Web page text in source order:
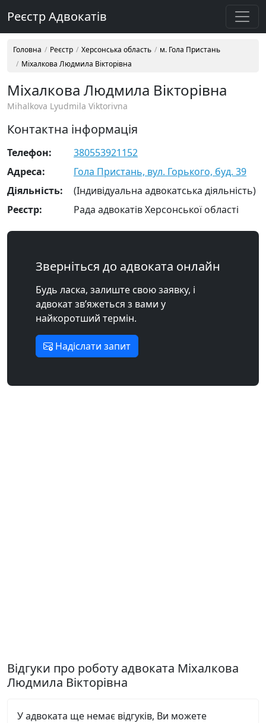
Реєстр Адвокатів
Головна Реєстр Херсонська область
м. Гола Пристань
Міхалкова Людмила Вікторівна
Міхалкова Людмила Вікторівна
Mihalkova Lyudmila Viktorivna
Контактна інформація
Телефон:
380553921152
Адреса:
Гола Пристань, вул. Горького, буд. 39
Діяльність:
(Індивідуальна адвокатська діяльність)
Реєстр:
Рада адвокатів Херсонської області
Зверніться до адвоката онлайн
Будь ласка, залиште свою заявку, і
адвокат зв’яжеться з вами у
найкоротший термін.
Надіслати запит
Відгуки про роботу адвоката Міхалкова
Людмила Вікторівна
У адвоката ще немає відгуків, Ви можете